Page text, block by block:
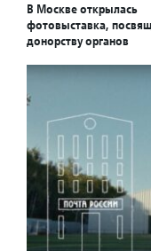
В Москве открылась
фотовыставка,
донорству органов